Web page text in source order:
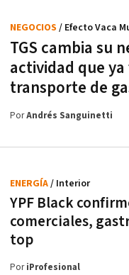
TGS cambia su
actividad que
transporte de
NEGOCIOS / Efecto Vaca
PorAndrés Sanguinetti
YPF Black
comerciales,
top
ENERGÍA/ Interior
PoriProfesional